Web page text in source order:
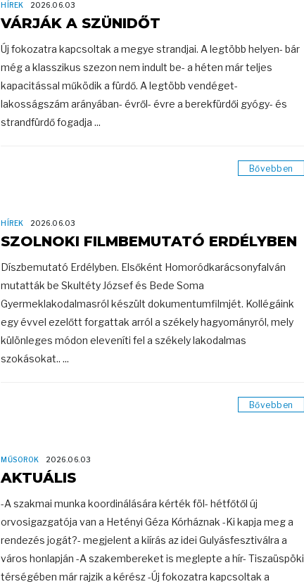
HÍREK 2026.06.03
VÁRJÁK A SZÜNIDŐT
Új fokozatra kapcsoltak a megye strandjai. A legtöbb helyen- bár
még a klasszikus szezon nem indult be- a héten már teljes
kapacitással működik a fürdő. A legtöbb vendéget-
lakosságszám arányában- évről- évre a berekfürdői gyógy- és
strandfürdő fogadja ...
Bővebben
HÍREK 2026.06.03
SZOLNOKI FILMBEMUTATÓ ERDÉLYBEN
Díszbemutató Erdélyben. Elsőként Homoródkarácsonyfalván
mutatták be Skultéty József és Bede Soma
Gyermeklakodalmasról készült dokumentumfilmjét. Kollégáink
egy évvel ezelőtt forgattak arról a székely hagyományról, mely
különleges módon eleveníti fel a székely lakodalmas
szokásokat.. ...
Bővebben
MŰSOROK 2026.06.03
AKTUÁLIS
-A szakmai munka koordinálására kérték föl- hétfőtől új
orvosigazgatója van a Hetényi Géza Kórháznak -Ki kapja meg a
rendezés jogát?- megjelent a kiírás az idei Gulyásfesztiválra a
város honlapján -A szakembereket is meglepte a hír- Tiszaüspöki
térségében már rajzik a kérész -Új fokozatra kapcsoltak a